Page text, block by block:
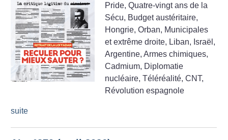
Pride, Quatre-vingt ans de la
Sécu, Budget austéritaire,
Hongrie, Orban, Municipales
et extrême droite, Liban, Israël,
Argentine, Armes chimiques,
Cadmium, Diplomatie
nucléaire, Téléréalité, CNT,
Révolution espagnole
suite